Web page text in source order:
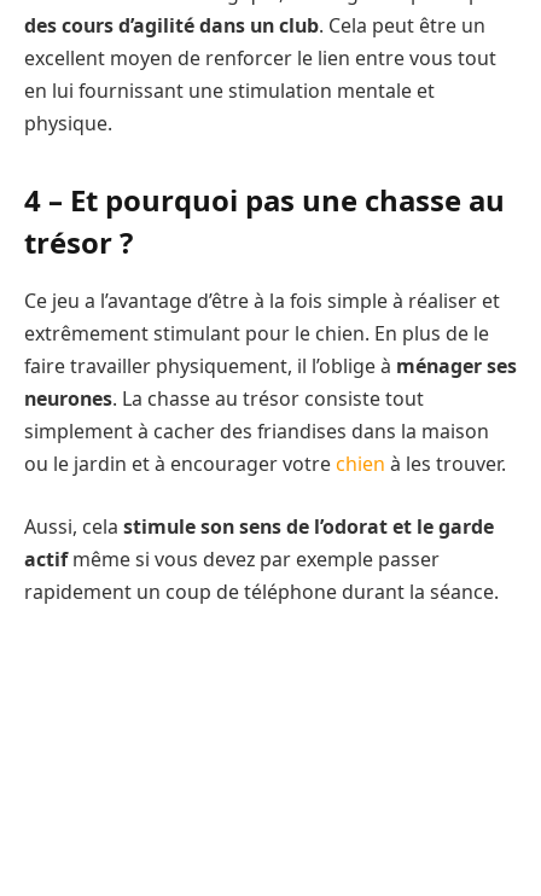
des cours d’agilité dans un club. Cela peut être un
excellent moyen de renforcer le lien entre vous tout
en lui fournissant une stimulation mentale et
physique.
4 – Et pourquoi pas une chasse au
trésor ?
Ce jeu a l’avantage d’être à la fois simple à réaliser et
extrêmement stimulant pour le chien. En plus de le
faire travailler physiquement, il l’oblige à ménager ses
neurones. La chasse au trésor consiste tout
simplement à cacher des friandises dans la maison
ou le jardin et à encourager votrechien à les trouver.
Aussi, cela stimule son sens de l’odorat et le garde
actifmême si vous devez par exemple passer
rapidement un coup de téléphone durant la séance.